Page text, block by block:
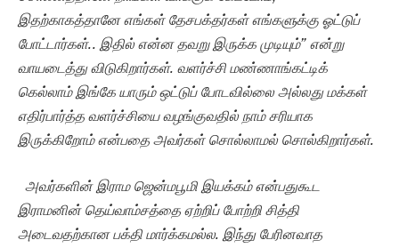
இதற்காகத்தானே எங்கள் தேசபக்தர்கள் எங்களுக்கு ஓட்டுப்
போட்டார்கள்.. இதில் என்ன தவறு இருக்க முடியும்” என்று
வாயடைத்து விடுகிறார்கள். வளர்ச்சி மண்ணாங்கட்டிக்
கெல்லாம் இங்கே யாரும் ஒட்டுப் போடவில்லை அல்லது மக்கள்
எதிர்பார்த்த வளர்ச்சியை வழங்குவதில் நாம் சரியாக
இருக்கிறோம் என்பதை அவர்கள் சொல்லாமல் சொல்கிறார்கள்.
அவர்களின் இராம ஜென்மபூமி இயக்கம் என்பதுகூட
இராமனின் தெய்வாம்சத்தை ஏற்றிப் போற்றி சித்தி
அடைவதற்கான பக்தி மார்க்கமல்ல. இந்து பேரினவாத